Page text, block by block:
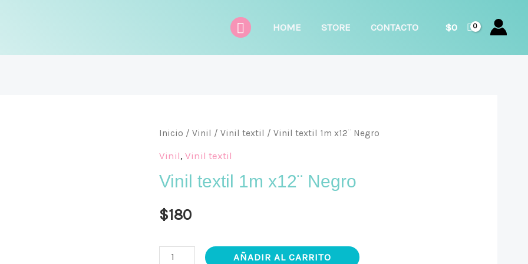
BuscarHOME STORE CONTACTO $0
Inicio / Vinil / Vinil textil / Vinil textil 1m x12¨ Negro
Vinil, Vinil textil
Vinil textil 1m x12¨ Negro
$180
Vinil
textil
x12¨
Negro
cantidad
AÑADIR AL CARRITO